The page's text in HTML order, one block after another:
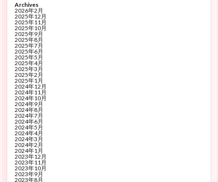
Archives
2026年2月
2025年12月
2025年11月
2025年10月
2025年9月
2025年8月
2025年7月
2025年6月
2025年5月
2025年4月
2025年3月
2025年2月
2025年1月
2024年12月
2024年11月
2024年10月
2024年9月
2024年8月
2024年7月
2024年6月
2024年5月
2024年4月
2024年3月
2024年2月
2024年1月
2023年12月
2023年11月
2023年10月
2023年9月
2023年8月